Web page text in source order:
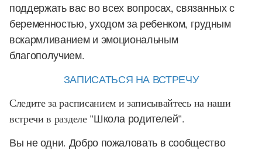
поддержать вас во всех вопросах, связанных с
беременностью, уходом за ребенком, грудным
вскармливанием и эмоциональным
благополучием.
ЗАПИСАТЬСЯ НА ВСТРЕЧУ
Следите за расписанием и записывайтесь на наши
встречи в разделе "Школа родителей".
Вы не одни. Добро пожаловать в сообщество